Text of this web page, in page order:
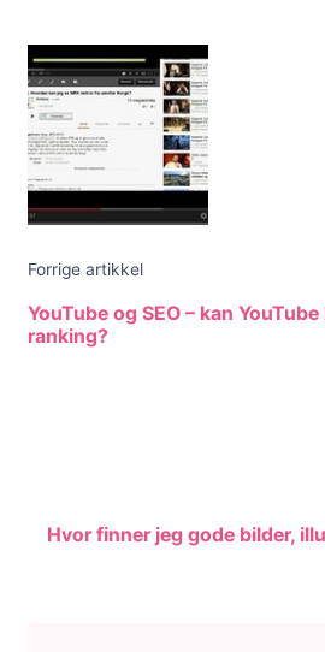
Forrige artikkel
YouTube og SEO – kan
ranking?
Hvor finner jeg gode bilder,